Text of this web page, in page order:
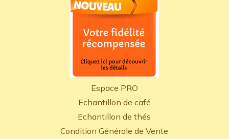
Espace PRO
Echantillon de café
Echantillon de thés
Condition Générale de Vente